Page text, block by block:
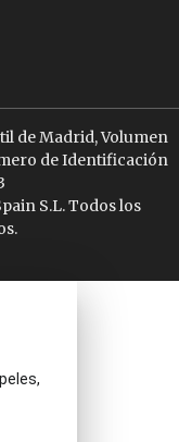
de Madrid, Volumen
de Identificación
S.L. Todos los